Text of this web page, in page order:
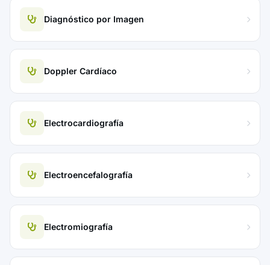
Diagnóstico por Imagen
Doppler Cardíaco
Electrocardiografía
Electroencefalografía
Electromiografía